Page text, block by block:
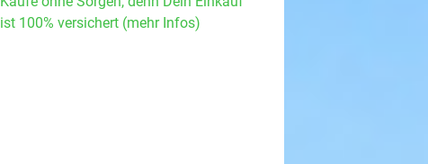
ist 100% versichert (mehr Infos)